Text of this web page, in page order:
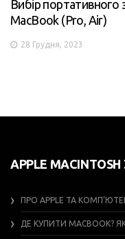
Вибір
MacBook (Pro, Air)
28 Грудня, 2023
APPLE
ПРО APPLE ТА
ДЕ КУПИТИ MACBOOK?